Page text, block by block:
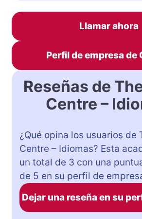
Llamar ahora
Perfil de empresa de
Reseñas de
Centre –
¿Qué opina los usuarios de
Centre – Idiomas? Esta
un total de 3 con una
de 5 en su perfil de
Dejar una reseña en su